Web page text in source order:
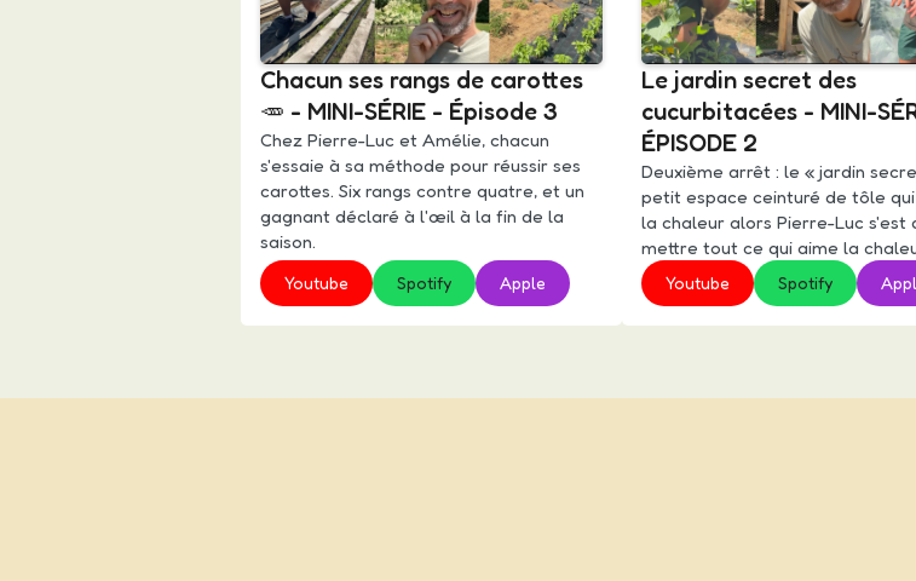
Chacun ses rangs de carottes
🥕 - MINI-SÉRIE - Épisode 3
Chez Pierre-Luc et Amélie, chacun
s'essaie à sa méthode pour réussir ses
carottes. Six rangs contre quatre, et un
gagnant déclaré à l'œil à la fin de la
saison.
Youtube Spotify Apple
Le jardin secret des
cucurbitacées - MINI-
ÉPISODE 2
Deuxième arrêt : le « jardin
petit espace ceinturé de tôle
la chaleur alors Pierre-Luc s'est
mettre tout ce qui aime la
Youtube Spotify